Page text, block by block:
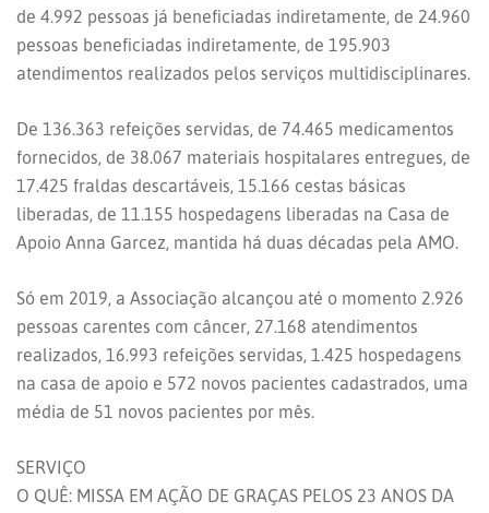
de 4.992 pessoas já beneficiadas indiretamente, de 24.960
pessoas beneficiadas indiretamente, de 195.903
atendimentos realizados pelos serviços multidisciplinares.
De 136.363 refeições servidas, de 74.465 medicamentos
fornecidos, de 38.067 materiais hospitalares entregues, de
17.425 fraldas descartáveis, 15.166 cestas básicas
liberadas, de 11.155 hospedagens liberadas na Casa de
Apoio Anna Garcez, mantida há duas décadas pela AMO.
Só em 2019, a Associação alcançou até o momento 2.926
pessoas carentes com câncer, 27.168 atendimentos
realizados, 16.993 refeições servidas, 1.425 hospedagens
na casa de apoio e 572 novos pacientes cadastrados, uma
média de 51 novos pacientes por mês.
SERVIÇO
O QUÊ: MISSA EM AÇÃO DE GRAÇAS PELOS 23 ANOS DA